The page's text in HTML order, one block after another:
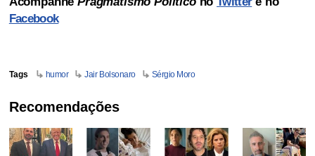
Facebook
Tags humor Jair Bolsonaro Sérgio Moro
Recomendações